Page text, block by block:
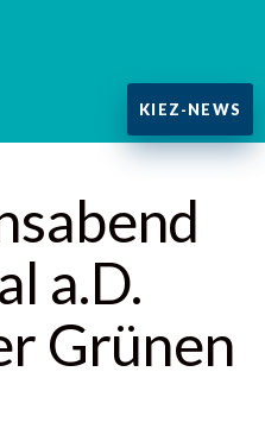
KIEZ-NEWS
a.D.
Grünen